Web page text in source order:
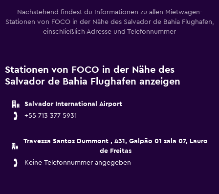
Nachstehend findest du Informationen zu allen Mietwagen-
Stationen von FOCO in der Nähe des Salvador de Bahia Flughafen,
einschließlich Adresse und Telefonnummer
Stationen von FOCO in der Nähe des
Salvador de Bahia Flughafen anzeigen
Salvador International Airport
+55 713 377 5931
Travessa Santos Dummont , 431, Galpão 01 sala 07, Lauro
de Freitas
Keine Telefonnummer angegeben